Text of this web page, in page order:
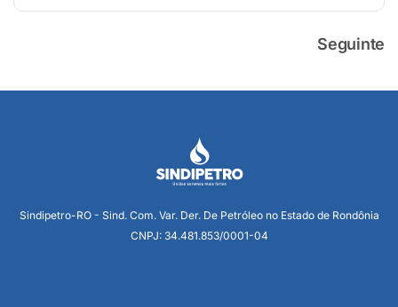
Seguinte
Sindipetro-RO - Sind. Com. Var. Der. De Petróleo no Estado de Rondônia
CNPJ: 34.481.853/0001-04